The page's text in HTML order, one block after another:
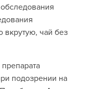
вкрутую, чай без
подозрении на